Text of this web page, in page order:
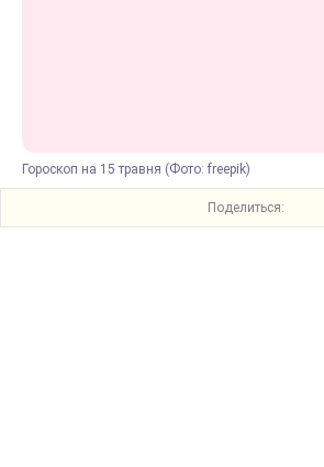
Гороскоп на 15 травня (Фото: freepik)
Поделиться: